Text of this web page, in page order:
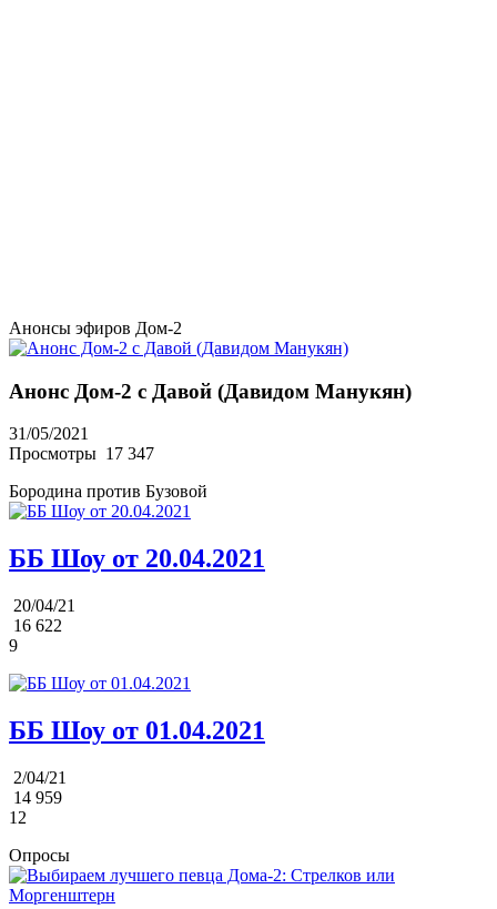
Анонсы эфиров Дом-2
Анонс Дом-2 с Давой (Давидом Манукян)
31/05/2021
Просмотры 17 347
Бородина против Бузовой
ББ Шоу от 20.04.2021
20/04/21
16 622
9
ББ Шоу от 01.04.2021
2/04/21
14 959
12
Опросы